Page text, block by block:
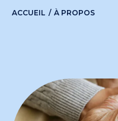
ACCUEIL À PROPOS